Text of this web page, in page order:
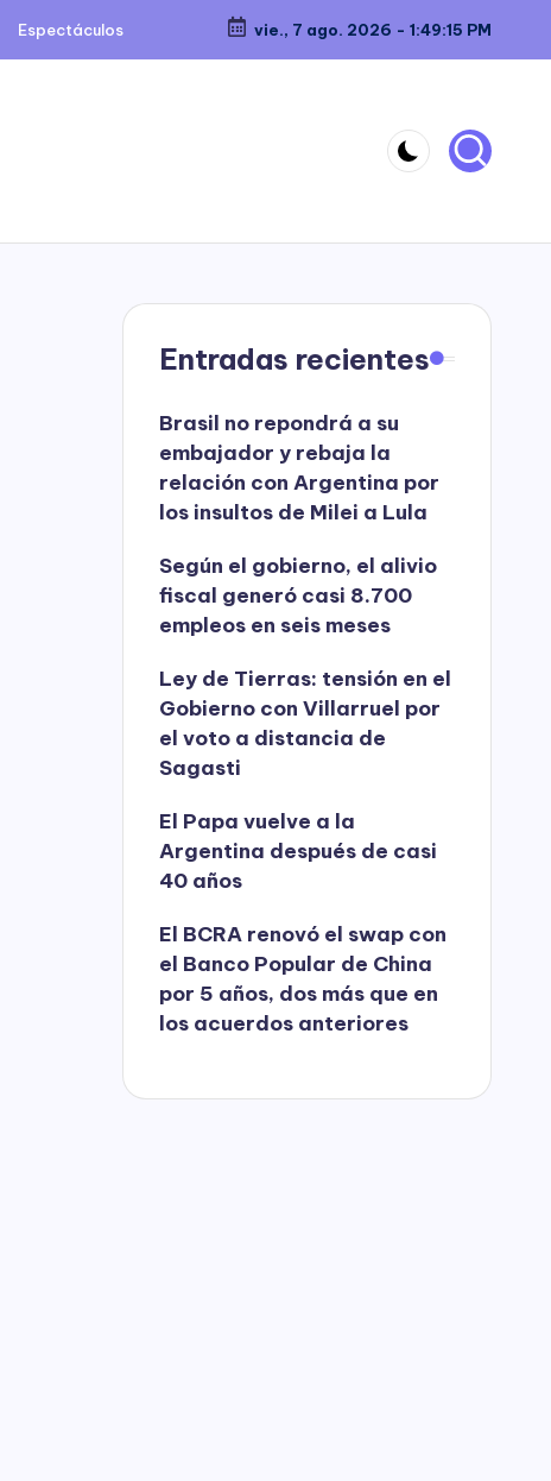
Espectáculos vie., 7 ago. 2026 - 1:49:15 PM
Entradas recientes
Brasil no repondrá a su
embajador y rebaja la
relación con Argentina por
los insultos de Milei a Lula
Según el gobierno, el alivio
fiscal generó casi 8.700
empleos en seis meses
Ley de Tierras: tensión en el
Gobierno con Villarruel por
el voto a distancia de
Sagasti
El Papa vuelve a la
Argentina después de casi
40 años
El BCRA renovó el swap con
el Banco Popular de China
por 5 años, dos más que en
los acuerdos anteriores